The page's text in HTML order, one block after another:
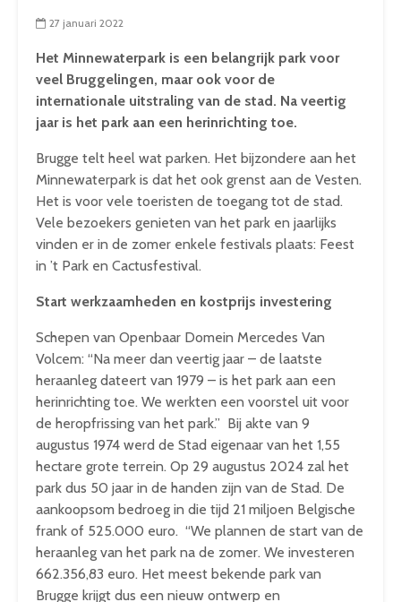
27 januari 2022
Het Minnewaterpark is een belangrijk park voor
veel Bruggelingen, maar ook voor de
internationale uitstraling van de stad. Na veertig
jaar is het park aan een herinrichting toe.
Brugge telt heel wat parken. Het bijzondere aan het
Minnewaterpark is dat het ook grenst aan de Vesten.
Het is voor vele toeristen de toegang tot de stad.
Vele bezoekers genieten van het park en jaarlijks
vinden er in de zomer enkele festivals plaats: Feest
in ’t Park en Cactusfestival.
Start werkzaamheden en kostprijs investering
Schepen van Openbaar Domein Mercedes Van
Volcem: “Na meer dan veertig jaar – de laatste
heraanleg dateert van 1979 – is het park aan een
herinrichting toe. We werkten een voorstel uit voor
de heropfrissing van het park.” Bij akte van 9
augustus 1974 werd de Stad eigenaar van het 1,55
hectare grote terrein. Op 29 augustus 2024 zal het
park dus 50 jaar in de handen zijn van de Stad. De
aankoopsom bedroeg in die tijd 21 miljoen Belgische
frank of 525.000 euro. “We plannen de start van de
heraanleg van het park na de zomer. We investeren
662.356,83 euro. Het meest bekende park van
Brugge krijgt dus een nieuw ontwerp en